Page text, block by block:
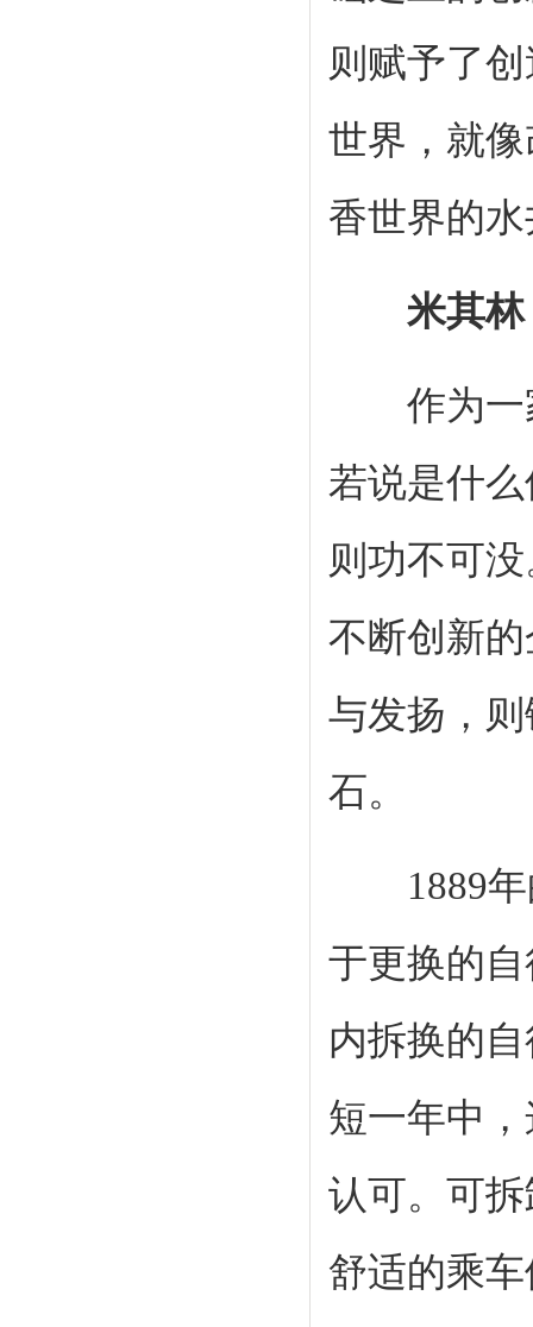
则赋予了
世界，就
香世界的
米其
作为一家
若说是什
则功不可
不断创新
与发扬，
石。
1889年
于更换的
内拆换的
短一年中
认可。可
舒适的乘